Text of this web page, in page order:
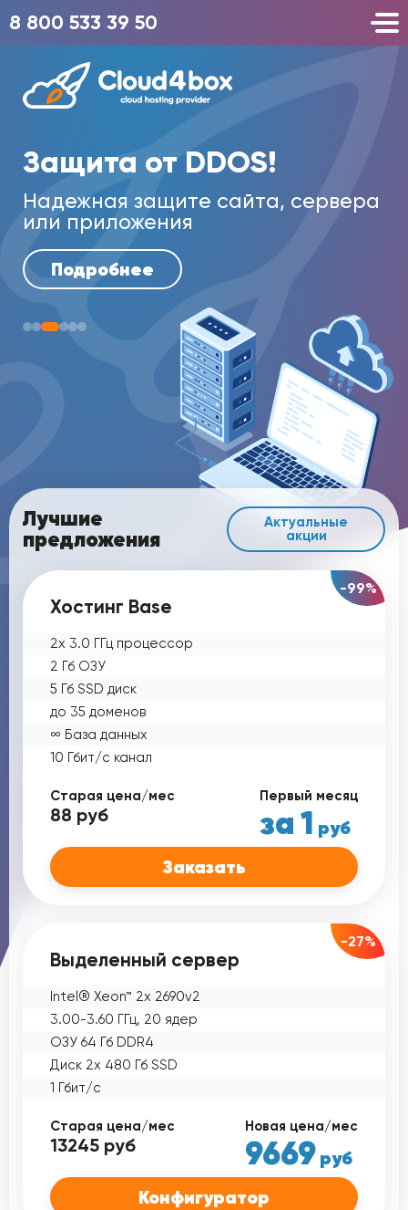
8 800 533 39 50
Защита от DDOS!
Надежная защите сайта, сервера
или приложения
Подробнее
Лучшие
предложения
Актуальные
акции
-99%
Хостинг Base
2х 3.0 ГГц процессор
2 Гб ОЗУ
5 Гб SSD диск
до 35 доменов
∞ База данных
10 Гбит/с канал
Старая цена/мес
88 руб
Первый месяц
за 1 руб
Заказать
-27%
Выделенный сервер
Intel® Xeon™ 2x 2690v2
3.00-3.60 ГГц, 20 ядер
ОЗУ 64 Гб DDR4
Диск 2x 480 Гб SSD
1 Гбит/с
Старая цена/мес
13245 руб
Новая цена/мес
9669руб
Конфигуратор